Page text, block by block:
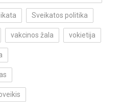
Sveikatos politika
vakcinos žala vokietija